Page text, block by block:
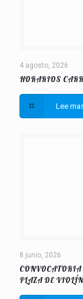
4 agosto, 2026
HORARIOS
Lee
8 junio, 2026
PLAZA DE